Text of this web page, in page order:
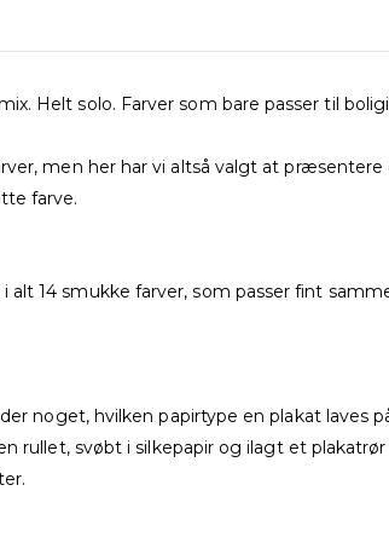
Helt solo. Farver som bare passer til
men her har vi altså valgt at
farve.
alt 14 smukke farver, som passer fint
noget, hvilken papirtype en plakat laves
rullet, svøbt i silkepapir og ilagt et plakatrør